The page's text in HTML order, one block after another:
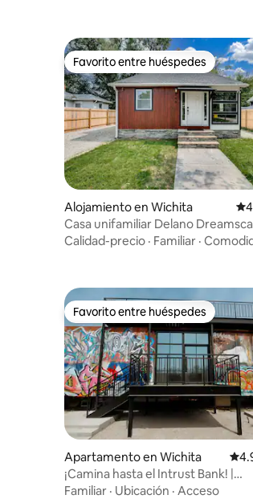
Favorito entre huéspedes
Favorito entre huéspedes
Alojamiento en Wichita
Casa unifamiliar Delano
Calidad-precio · Familiar ·
Favorito entre huéspedes
Favorito entre huéspedes
Apartamento en Wichita
¡Camina hasta el Intrust Bank! |
¡Experiencia única en un vagón de
Familiar · Ubicación · Acceso